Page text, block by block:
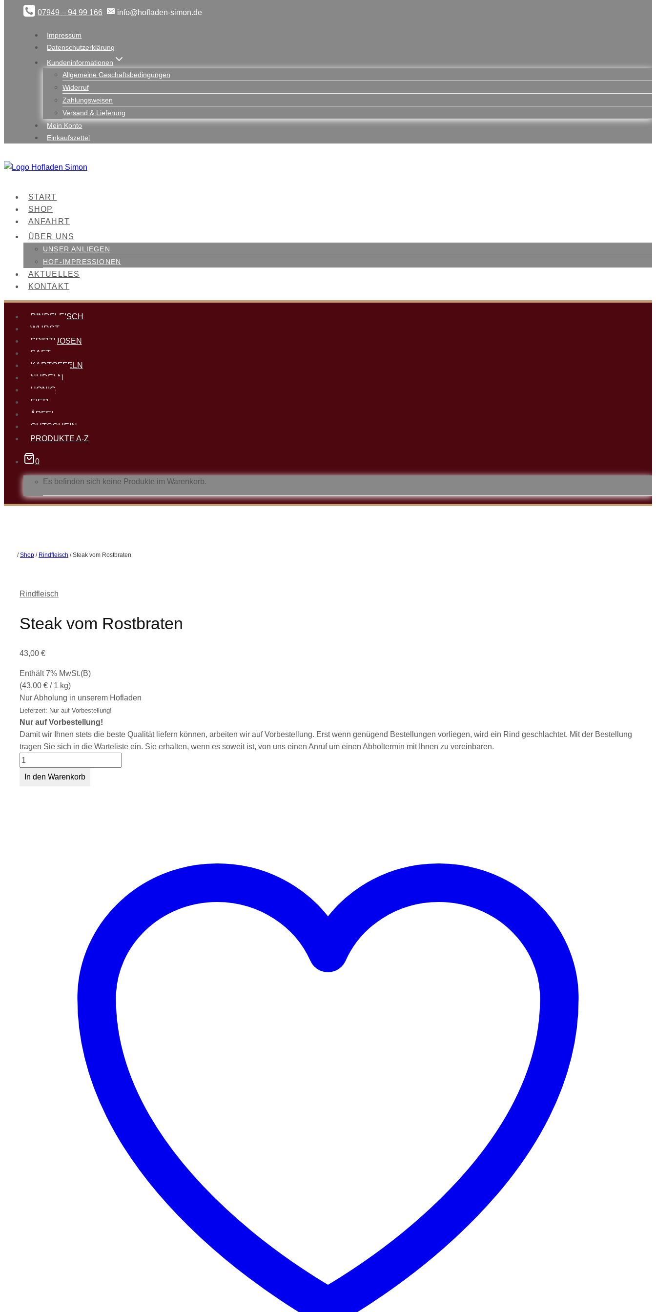
07949 – 94 99 166 info@hofladen-simon.de
Impressum
Datenschutzerklärung
Kundeninformationen
Allgemeine Geschäftsbedingungen
Widerruf
Zahlungsweisen
Versand & Lieferung
Mein Konto
Einkaufszettel
START
SHOP
ANFAHRT
ÜBER UNS
UNSER ANLIEGEN
HOF-IMPRESSIONEN
AKTUELLES
KONTAKT
RINDFLEISCH
WURST
SPIRTUOSEN
SAFT
KARTOFFELN
NUDELN
HONIG
EIER
ÄPFEL
GUTSCHEIN
PRODUKTE A-Z
0
Es befinden sich keine Produkte im Warenkorb.
/ Shop / Rindfleisch / Steak vom Rostbraten
Rindfleisch
Steak vom Rostbraten
43,00 €
Enthält 7% MwSt.(B)
(43,00 € / 1 kg)
Nur Abholung in unserem Hofladen
Lieferzeit: Nur auf Vorbestellung!
Nur auf Vorbestellung!
Damit wir Ihnen stets die beste Qualität liefern können, arbeiten wir auf Vorbestellung. Erst wenn genügend Bestellungen vorliegen, wird ein Rind geschlachtet. Mit der Bestellung
tragen Sie sich in die Warteliste ein. Sie erhalten, wenn es soweit ist, von uns einen Anruf um einen Abholtermin mit Ihnen zu vereinbaren.
Steak
vom
In den Warenkorb